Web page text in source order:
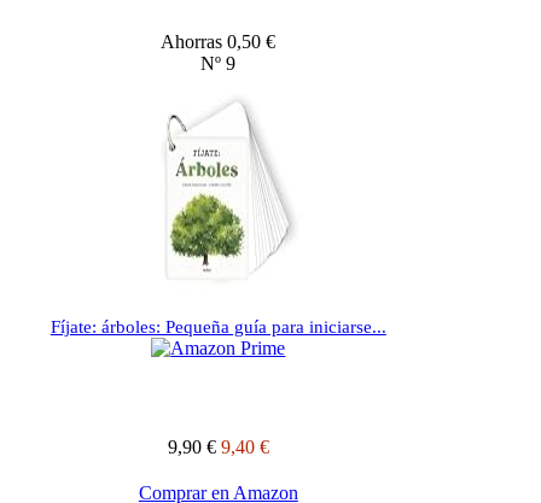
Ahorras 0,50 €
Nº 9
Fíjate: árboles: Pequeña guía para iniciarse...
9,90 € 9,40 €
Comprar en Amazon